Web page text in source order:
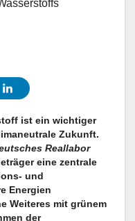
ist ein wichtiger
Zukunft.
Reallabor
eine zentrale
und
Energien
Weiteres mit grünem
der